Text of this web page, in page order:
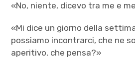
«No, niente, dicevo tra me e
«Mi dice un giorno della
possiamo incontrarci, che ne
aperitivo, che pensa?»